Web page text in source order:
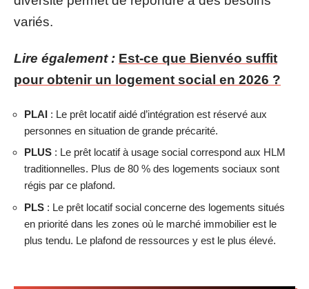
variés.
Lire également : Est-ce que Bienvéo suffit
pour obtenir un logement social en 2026 ?
PLAI : Le prêt locatif aidé d’intégration est réservé aux
personnes en situation de grande précarité.
PLUS : Le prêt locatif à usage social correspond aux HLM
traditionnelles. Plus de 80 % des logements sociaux sont
régis par ce plafond.
PLS : Le prêt locatif social concerne des logements situés
en priorité dans les zones où le marché immobilier est le
plus tendu. Le plafond de ressources y est le plus élevé.